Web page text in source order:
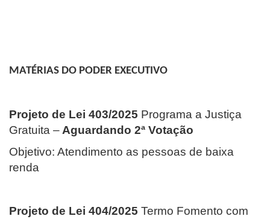
MATÉRIAS DO PODER EXECUTIVO
Projeto de Lei 403/2025 Programa a Justiça
Gratuita – Aguardando 2ª Votação
Objetivo: Atendimento as pessoas de baixa
renda
Projeto de Lei 404/2025 Termo Fomento com